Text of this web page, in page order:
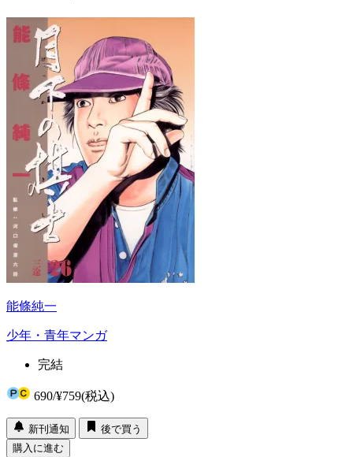
能條純一
少年・青年マンガ
完結
690/¥759(税込)
新刊通知
後で買う
購入に進む